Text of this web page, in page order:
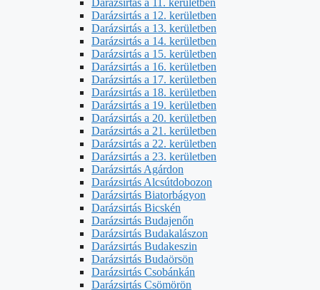
Darázsirtás a 11. kerületben
Darázsirtás a 12. kerületben
Darázsirtás a 13. kerületben
Darázsirtás a 14. kerületben
Darázsirtás a 15. kerületben
Darázsirtás a 16. kerületben
Darázsirtás a 17. kerületben
Darázsirtás a 18. kerületben
Darázsirtás a 19. kerületben
Darázsirtás a 20. kerületben
Darázsirtás a 21. kerületben
Darázsirtás a 22. kerületben
Darázsirtás a 23. kerületben
Darázsirtás Agárdon
Darázsirtás Alcsútdobozon
Darázsirtás Biatorbágyon
Darázsirtás Bicskén
Darázsirtás Budajenőn
Darázsirtás Budakalászon
Darázsirtás Budakeszin
Darázsirtás Budaörsön
Darázsirtás Csobánkán
Darázsirtás Csömörön